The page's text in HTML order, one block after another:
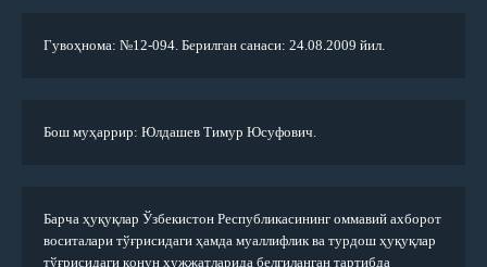
Гувоҳнома: №12-094. Берилган санаси: 24.08.2009 йил.
Бош муҳаррир: Юлдашев Тимур Юсуфович.
Барча ҳуқуқлар Ўзбекистон Республикасининг оммавий ахборот
воситалари тўғрисидаги ҳамда муаллифлик ва турдош ҳуқуқлар
тўғрисидаги қонун ҳужжатларида белгиланган тартибда